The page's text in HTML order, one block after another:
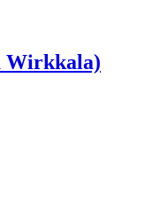
Wirkkala)